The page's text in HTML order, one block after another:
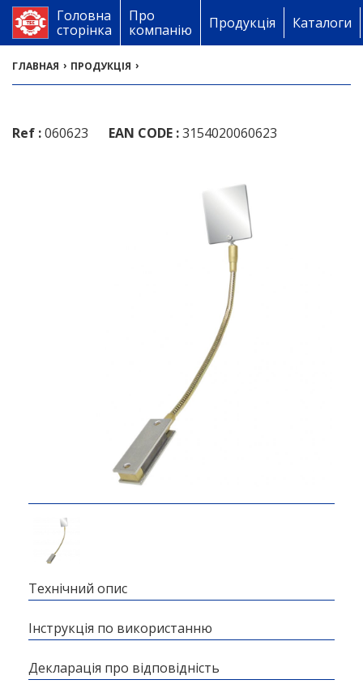
Головна
сторінка
Про
компанію
Продукція Каталоги
ГЛАВНАЯ › ПРОДУКЦІЯ ›
Ref :060623 EAN CODE :3154020060623
Технічний опис
Інструкція по використанню
Декларація про відповідність